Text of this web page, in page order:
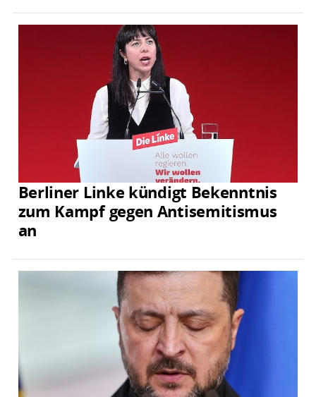
Berliner Linke kündigt Bekenntnis
zum Kampf gegen Antisemitismus
an